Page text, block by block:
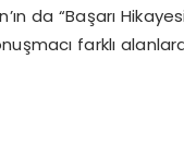
da “Başarı
farklı